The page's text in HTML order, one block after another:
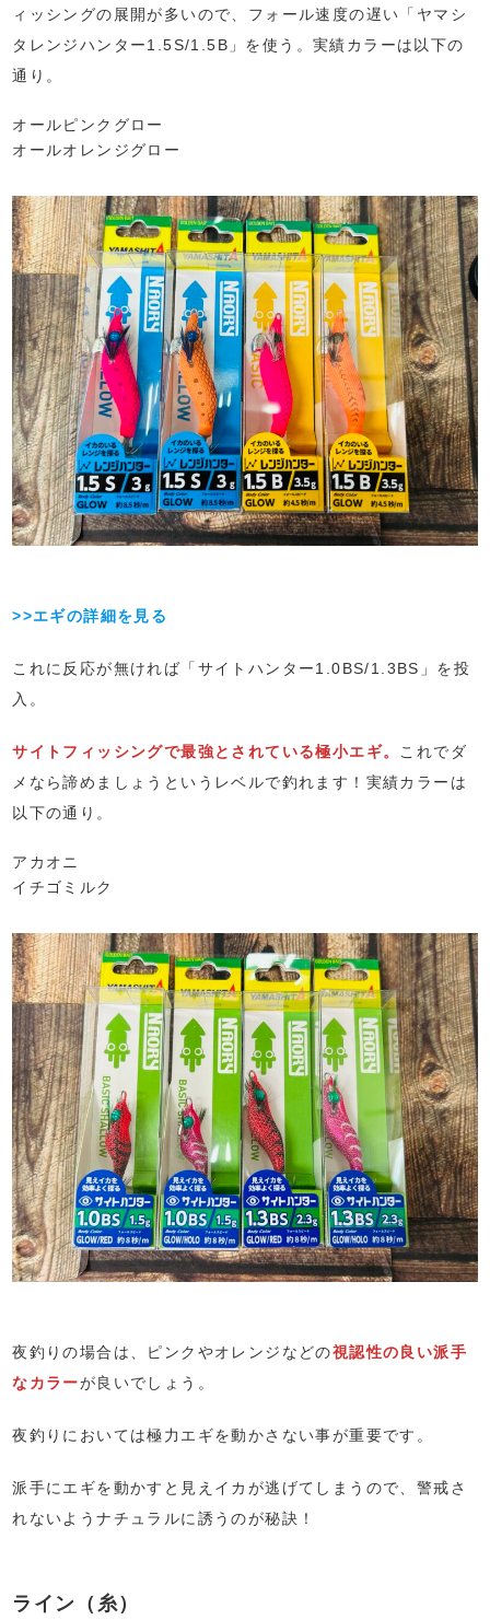
ィッシングの展開が多いので、フォール速度の遅い「ヤマシ
タレンジハンター1.5S/1.5B」を使う。実績カラーは以下の
通り。
オールピンクグロー
オールオレンジグロー
>>エギの詳細を見る
これに反応が無ければ「サイトハンター1.0BS/1.3BS」を投
入。
サイトフィッシングで最強とされている極小エギ。 これでダ
メなら諦めましょうというレベルで釣れます！実績カラーは
以下の通り。
アカオニ
イチゴミルク
夜釣りの場合は、ピンクやオレンジなどの視認性の良い派手
なカラーが良いでしょう。
夜釣りにおいては極力エギを動かさない事が重要です。
派手にエギを動かすと見えイカが逃げてしまうので、警戒さ
れないようナチュラルに誘うのが秘訣！
ライン（糸）